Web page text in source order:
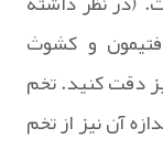
و کشوث
دقت کنید. تخم
آن نیز از تخم